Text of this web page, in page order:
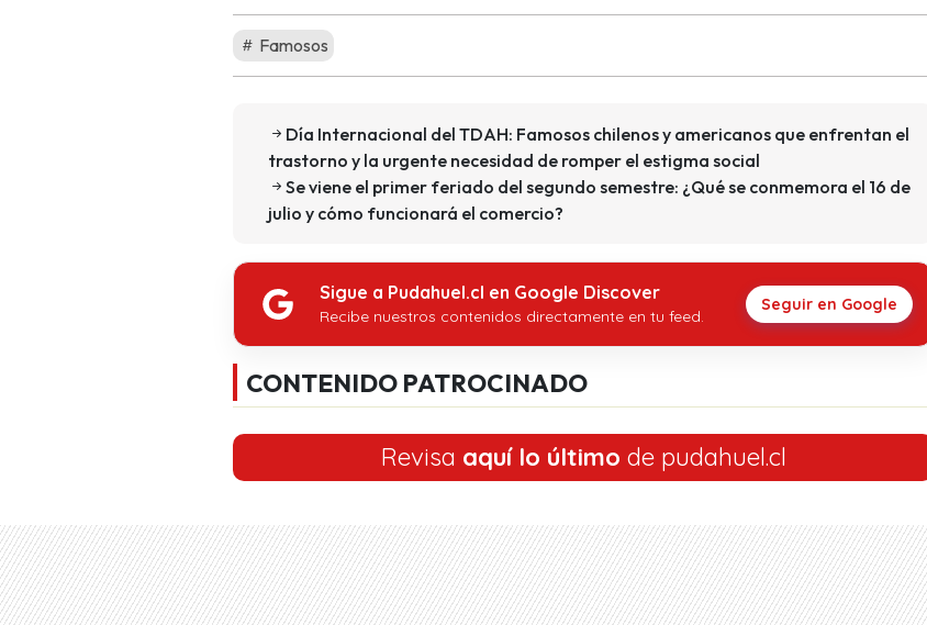
Famosos
Día Internacional del TDAH: Famosos chilenos y americanos que enfrentan el
trastorno y la urgente necesidad de romper el estigma social
Se viene el primer feriado del segundo semestre: ¿Qué se conmemora el 16 de
julio y cómo funcionará el comercio?
Sigue a Pudahuel.cl en Google Discover
Recibe nuestros contenidos directamente en tu feed.
Seguir en Google
CONTENIDO PATROCINADO
Revisa aquí lo último de pudahuel.cl